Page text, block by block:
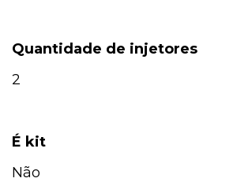
Quantidade de injetores
2
É kit
Não